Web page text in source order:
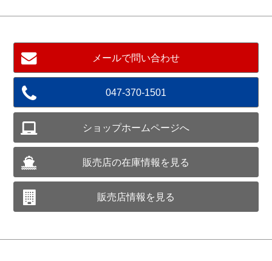
メールで問い合わせ
047-370-1501
ショップホームページへ
販売店の在庫情報を見る
販売店情報を見る